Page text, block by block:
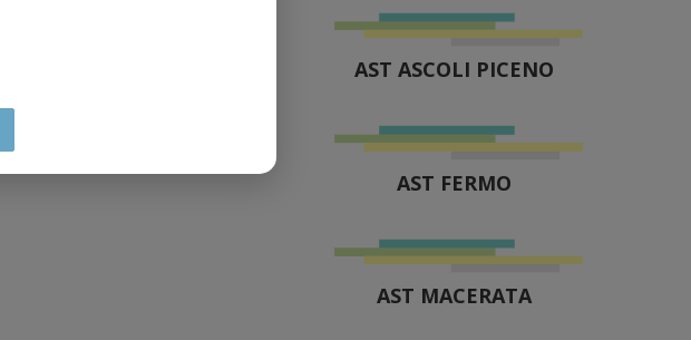
AST ASCOLI PICENO
AST FERMO
AST MACERATA